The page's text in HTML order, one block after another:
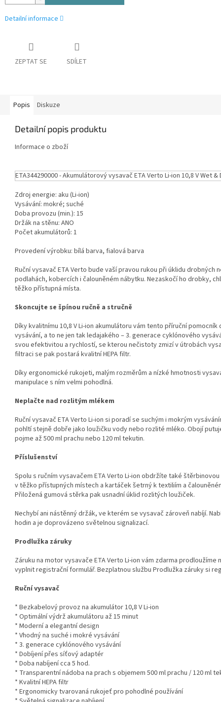
Detailní informace
ZEPTAT SE SDÍLET
Popis Diskuze
Detailní popis produktu
Informace o zboží
ETA344290000 - Akumulátorový vysavač ETA Verto Li-ion 10,8 V Wet
Zdroj energie: aku (Li-ion)
Vysávání: mokré; suché
Doba provozu (min.): 15
Držák na stěnu: ANO
Počet akumulátorů: 1
Provedení výrobku: bílá barva, fialová barva
Ruční vysavač ETA Verto bude vaší pravou rukou při úklidu drobných
podlahách, kobercích i čalouněném nábytku. Nezaskočí ho drobky,
těžko přístupná místa.
Skoncujte se špínou ručně a stručně
Díky kvalitnímu 10,8 V Li-ion akumulátoru vám tento příruční
vysávání, a to ne jen tak ledajakého – 3. generace cyklónového
svou efektivitou a rychlostí, se kterou nečistoty zmizí v útrobách
filtraci se pak postará kvalitní HEPA filtr.
Díky ergonomické rukojeti, malým rozměrům a nízké hmotnosti
manipulace s ním velmi pohodlná.
Neplačte nad rozlitým mlékem
Ruční vysavač ETA Verto Li-ion si poradí se suchým i mokrým
pohltí stejně dobře jako loužičku vody nebo rozlité mléko. Obojí
pojme až 500 ml prachu nebo 120 ml tekutin.
Příslušenství
Spolu s ručním vysavačem ETA Verto Li-ion obdržíte také
v těžko přístupných místech a kartáček šetrný k textiliím a
Přiložená gumová stěrka pak usnadní úklid rozlitých loužiček.
Nechybí ani nástěnný držák, ve kterém se vysavač zároveň nabíjí.
hodin a je doprovázeno světelnou signalizací.
Prodlužka záruky
Záruku na motor vysavače ETA Verto Li-ion vám zdarma prodloužíme
vyplnit registrační formulář. Bezplatnou službu Prodlužka záruky si
Ruční vysavač
* Bezkabelový provoz na akumulátor 10,8 V Li-ion
* Optimální výdrž akumulátoru až 15 minut
* Moderní a elegantní design
* Vhodný na suché i mokré vysávání
* 3. generace cyklónového vysávání
* Dobíjení přes síťový adaptér
* Doba nabíjení cca 5 hod.
* Transparentní nádoba na prach s objemem 500 ml prachu / 120 ml
* Kvalitní HEPA filtr
* Ergonomicky tvarovaná rukojeť pro pohodlné používání